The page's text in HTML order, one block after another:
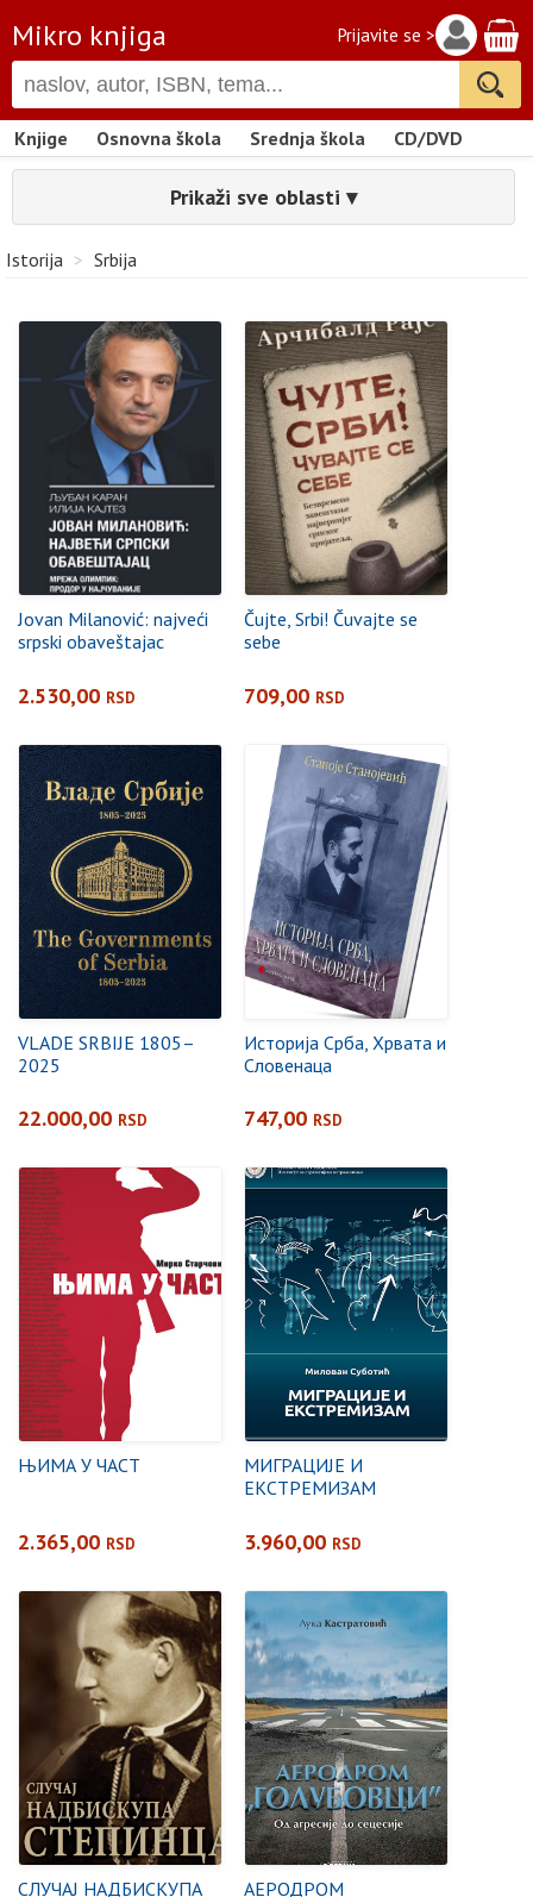
Mikro knjiga Prijavite se >
Knjige Osnovna škola Srednja škola CD/DVD
Prikaži sve oblasti ▾
Istorija > Srbija
Jovan Milanović: najveći
srpski obaveštajac
2.530,00 RSD
Čujte, Srbi! Čuvajte se
sebe
709,00 RSD
VLADE SRBIJE 1805–
2025
22.000,00 RSD
Историја Срба, Хрвата и
Словенаца
747,00 RSD
ЊИМА У ЧАСТ
2.365,00 RSD
МИГРАЦИЈЕ И
ЕКСТРЕМИЗАМ
3.960,00 RSD
СЛУЧАЈ НАДБИСКУПА
АЕРОДРОМ